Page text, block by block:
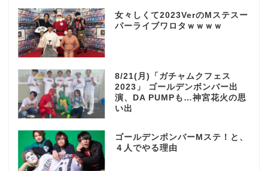
女々しくて2023VerのMステスー
パーライブワロタｗｗｗｗ
8/21(月)「ガチャムクフェス
2023」 ゴールデンボンバー出
演、DA PUMPも…神宮花火の思
い出
ゴールデンボンバーMステ！と、
４人でやる理由